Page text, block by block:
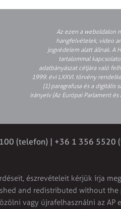
Az ezen a weboldalon
hangfelvételek, video
jogvédelem alatt állnak. A
tartalommal
adatbányászat céljára való
1999. évi LXXVI. törvény
(1) paragrafusa és a digitális
irányelv (Az Európai Parlament
(telefon) | +36 1 356 5520
észrevételeit kérjük írja
and redistributed without
vagy újrafelhasználni az AP